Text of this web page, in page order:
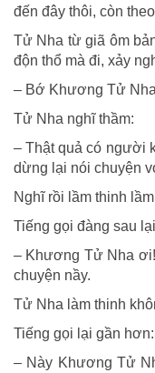
đến đây thôi, còn
Tử Nha từ giã ôm
độn thổ mà đi, xảy
– Bớ Khương Tử
Tử Nha nghĩ thầm:
– Thật quả có người
dừng lại nói chuyện
Nghĩ rồi lầm thinh
Tiếng gọi đàng sau
– Khương Tử Nha
chuyện nầy.
Tử Nha làm thinh
Tiếng gọi lại gần hơn:
– Này Khương Tử